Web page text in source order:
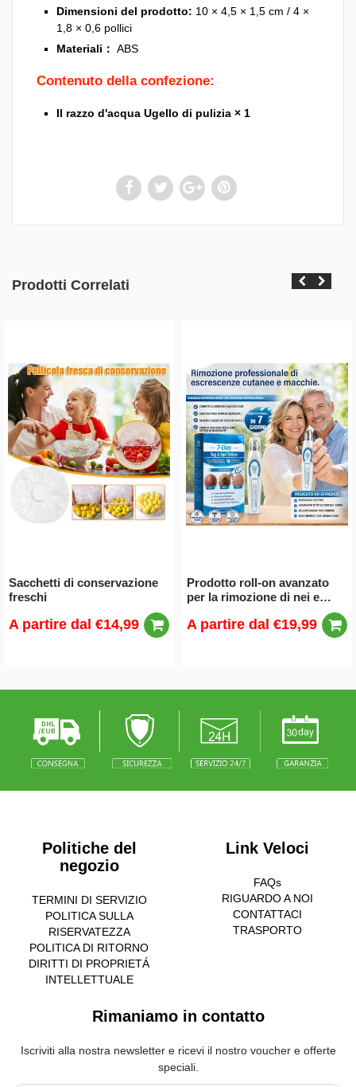
Dimensioni del prodotto: 10 × 4,5 × 1,5 cm / 4 ×
1,8 × 0,6 pollici
Materiali： ABS
Contenuto della confezione:
Il razzo d'acqua Ugello di pulizia × 1
Prodotti Correlati
Sacchetti di conservazione
freschi
A partire dal €14,99
Prodotto roll-on avanzato
per la rimozione di nei e
A partire dal €19,99
Politiche del
negozio
TERMINI DI SERVIZIO
POLITICA SULLA
RISERVATEZZA
POLITICA DI RITORNO
DIRITTI DI PROPRIETÁ
INTELLETTUALE
Link Veloci
FAQs
RIGUARDO A NOI
CONTATTACI
TRASPORTO
Rimaniamo in contatto
Iscriviti alla nostra newsletter e ricevi il nostro voucher e offerte
speciali.